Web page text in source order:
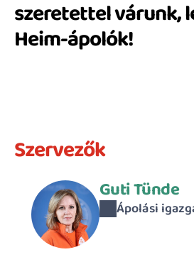
szeretettel várunk,
Heim-ápolók!
Szervezők
Guti Tünde
Ápolási